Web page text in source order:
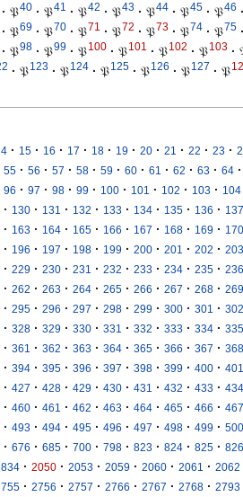
· 𝔓40 · 𝔓41 · 𝔓42 · 𝔓43 · 𝔓44 · 𝔓45 · 𝔓46 ·
· 𝔓69 · 𝔓70 · 𝔓71 · 𝔓72 · 𝔓73 · 𝔓74 · 𝔓75 ·
· 𝔓98 · 𝔓99 · 𝔓100 · 𝔓101 · 𝔓102 · 𝔓103 ·
· 𝔓123 · 𝔓124 · 𝔓125 · 𝔓126 · 𝔓127 · 𝔓
· 15 · 16 · 17 · 18 · 19 · 20 · 21 · 22 · 23 ·
55 · 56 · 57 · 58 · 59 · 60 · 61 · 62 · 63 · 64 ·
96 · 97 · 98 · 99 · 100 · 101 · 102 · 103 · 104
· 130 · 131 · 132 · 133 · 134 · 135 · 136 · 137
· 163 · 164 · 165 · 166 · 167 · 168 · 169 · 170
· 196 · 197 · 198 · 199 · 200 · 201 · 202 · 203
· 229 · 230 · 231 · 232 · 233 · 234 · 235 · 236
· 262 · 263 · 264 · 265 · 266 · 267 · 268 · 269
· 295 · 296 · 297 · 298 · 299 · 300 · 301 · 302
· 328 · 329 · 330 · 331 · 332 · 333 · 334 · 335
· 361 · 362 · 363 · 364 · 365 · 366 · 367 · 368
· 394 · 395 · 396 · 397 · 398 · 399 · 400 · 401
· 427 · 428 · 429 · 430 · 431 · 432 · 433 · 434
· 460 · 461 · 462 · 463 · 464 · 465 · 466 · 467
· 493 · 494 · 495 · 496 · 497 · 498 · 499 · 500
· 676 · 685 · 700 · 798 · 823 · 824 · 825 · 826
· 2050 · 2053 · 2059 · 2060 · 2061 · 2062
· 2756 · 2757 · 2766 · 2767 · 2768 · 2793